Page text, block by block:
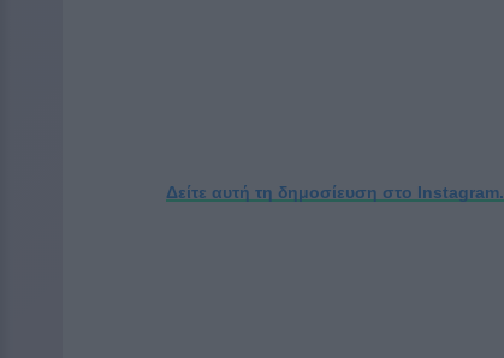
Δείτε αυτή τη δημοσίευση στο Instagram.